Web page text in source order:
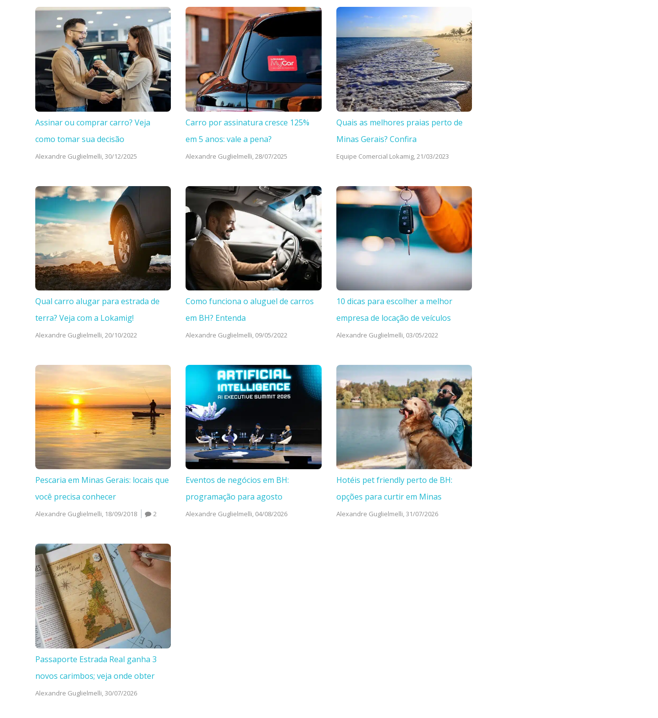
Assinar ou comprar carro? Veja
como tomar sua decisão
Alexandre Guglielmelli,30/12/2025
Carro por assinatura cresce 125%
em 5 anos: vale a pena?
Alexandre Guglielmelli,28/07/2025
Quais as melhores praias perto de
Minas Gerais? Confira
Equipe Comercial Lokamig,21/03/2023
Qual carro alugar para estrada de
terra? Veja com a Lokamig!
Alexandre Guglielmelli,20/10/2022
Como funciona o aluguel de carros
em BH? Entenda
Alexandre Guglielmelli, 09/05/2022
10 dicas para escolher a melhor
empresa de locação de veículos
Alexandre Guglielmelli, 03/05/2022
Pescaria em Minas Gerais: locais que
você precisa conhecer
Alexandre Guglielmelli, 18/09/2018 2
Eventos de negócios em BH:
programação para agosto
Alexandre Guglielmelli, 04/08/2026
Hotéis pet friendly perto de BH:
opções para curtir em Minas
Alexandre Guglielmelli,31/07/2026
Passaporte Estrada Real ganha 3
novos carimbos; veja onde obter
Alexandre Guglielmelli, 30/07/2026